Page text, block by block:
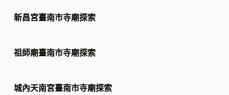
新昌宮臺南市寺廟探索
祖師廟臺南市寺廟探索
城內天南宮臺南市寺廟探索